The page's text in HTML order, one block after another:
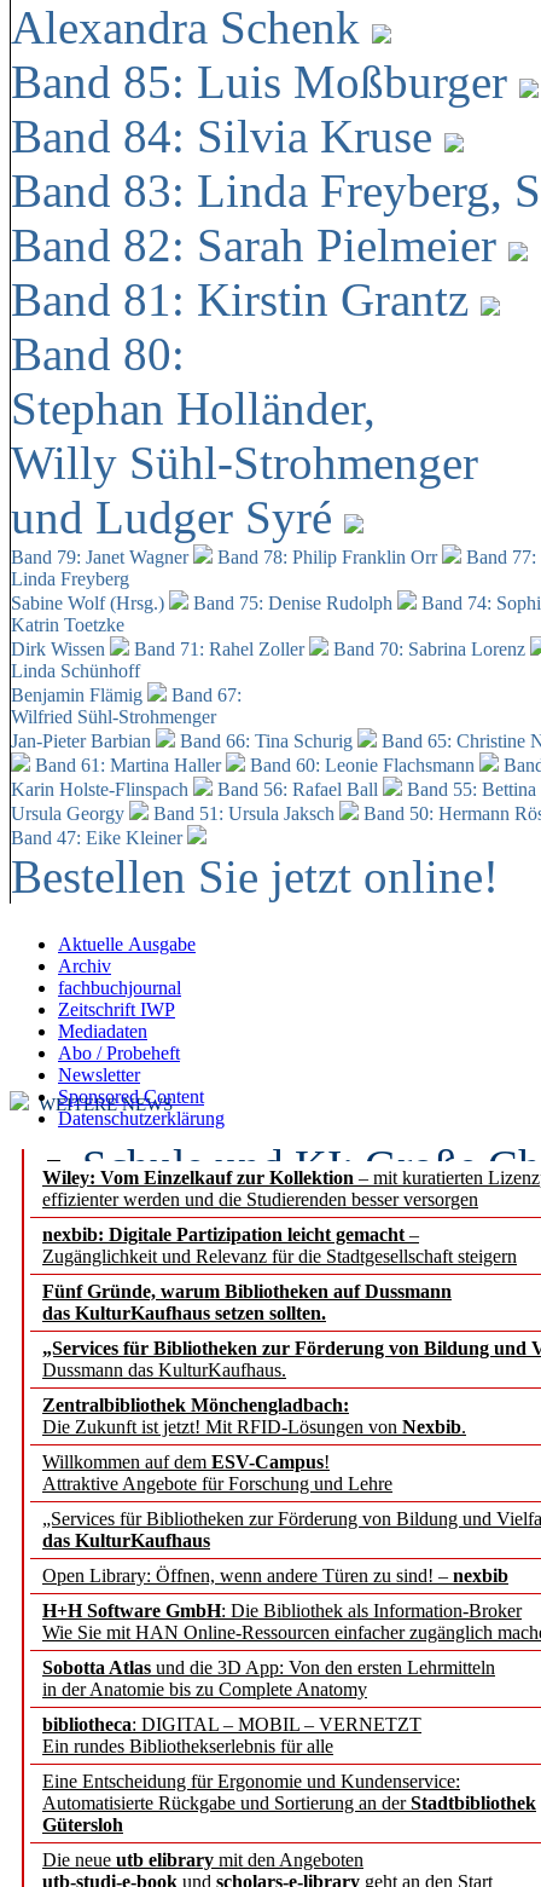
Alexandra Schenk
Band 85: Luis Moßburger
Band 84: Silvia Kruse
Band 83: Linda Freyberg,
Band 82: Sarah Pielmeier
Band 81: Kirstin Grantz
Band 80:
Stephan Holländer,
Willy Sühl-Strohmenger
und Ludger Syré
Band 79: Janet Wagner Band 78: Philip Franklin Orr
Band
Linda Freyberg
Sabine Wolf (Hrsg.)
Band 75: Denise Rudolph
Band 74:
Katrin Toetzke
Dirk Wissen
Band 71: Rahel Zoller
Band 70: Sabrina Lorenz
Linda Schünhoff
Benjamin Flämig
Band 67:
Wilfried Sühl-Strohmenger
Jan-Pieter Barbian
Band 66: Tina Schurig
Band 65: Christine
Band 61: Martina Haller
Band 60: Leonie Flachsmann
Karin Holste-Flinspach
Band 56: Rafael Ball
Band 55:
Ursula Georgy
Band 51: Ursula Jaksch Band 50: Hermann
Band 47: Eike Kleiner
Bestellen Sie jetzt online!
Aktuelle Ausgabe
Archiv
fachbuchjournal
Zeitschrift IWP
Mediadaten
Abo / Probeheft
Newsletter
Sponsored Content
Datenschutzerklärung
Wiley: Vom Einzelkauf zur Kollektion – mit kuratierten
effizienter werden und die Studierenden besser versorgen
nexbib: Digitale Partizipation leicht gemacht –
Zugänglichkeit und Relevanz für die Stadtgesellschaft steigern
Fünf Gründe, warum Bibliotheken auf Dussmann
das KulturKaufhaus setzen sollten.
„Services für Bibliotheken zur Förderung von Bildung und
Dussmann das KulturKaufhaus.
Zentralbibliothek Mönchengladbach:
Die Zukunft ist jetzt! Mit RFID-Lösungen von Nexbib.
Willkommen auf dem ESV-Campus!
Attraktive Angebote für Forschung und Lehre
„Services für Bibliotheken zur Förderung von Bildung und
das KulturKaufhaus
Open Library: Öffnen, wenn andere Türen zu sind! – nexbib
H+H Software GmbH: Die Bibliothek als Information-Broker
Wie Sie mit HAN Online-Ressourcen einfacher zugänglich
Sobotta Atlas und die 3D App: Von den ersten Lehrmitteln
in der Anatomie bis zu Complete Anatomy
bibliotheca: DIGITAL – MOBIL – VERNETZT
Ein rundes Bibliothekserlebnis für alle
Eine Entscheidung für Ergonomie und Kundenservice:
Automatisierte Rückgabe und Sortierung an derStadtbibliothek
Gütersloh
Die neue utb elibrary mit den Angeboten
utb-studi-e-book und scholars-e-library geht an den Start
WEITERE NEWS
Schule und KI: Große
Voraussetzungen
Erfolgreiches erstes
Segment Research –
angepasst
konstruktiv!
Mohr Siebeck
und die Zeitschrift für
Francke Attempto
EBSCO Information
Recherchefunktionen in
Sorbisches Institut neu
Geschichte und